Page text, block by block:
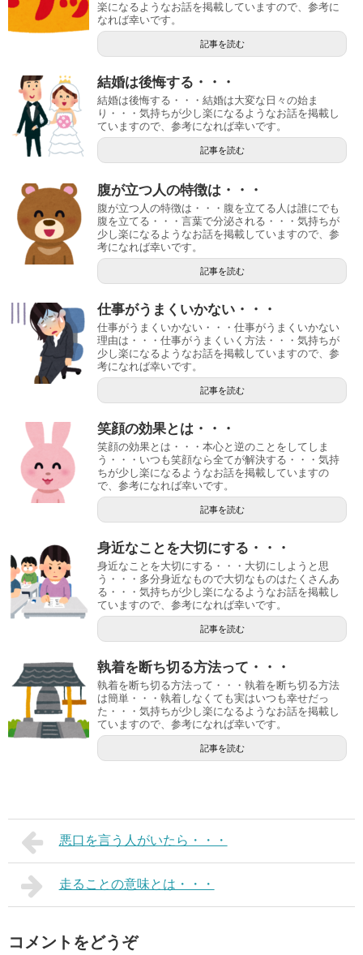
楽になるようなお話を掲載していますので、参考に
なれば幸いです。
記事を読む
結婚は後悔する・・・
結婚は後悔する・・・結婚は大変な日々の始ま
り・・・気持ちが少し楽になるようなお話を掲載し
ていますので、参考になれば幸いです。
記事を読む
腹が立つ人の特徴は・・・
腹が立つ人の特徴は・・・腹を立てる人は誰にでも
腹を立てる・・・言葉で分泌される・・・気持ちが
少し楽になるようなお話を掲載していますので、参
考になれば幸いです。
記事を読む
仕事がうまくいかない・・・
仕事がうまくいかない・・・仕事がうまくいかない
理由は・・・仕事がうまくいく方法・・・気持ちが
少し楽になるようなお話を掲載していますので、参
考になれば幸いです。
記事を読む
笑顔の効果とは・・・
笑顔の効果とは・・・本心と逆のことをしてしま
う・・・いつも笑顔なら全てが解決する・・・気持
ちが少し楽になるようなお話を掲載していますの
で、参考になれば幸いです。
記事を読む
身近なことを大切にする・・・
身近なことを大切にする・・・大切にしようと思
う・・・多分身近なもので大切なものはたくさんあ
る・・・気持ちが少し楽になるようなお話を掲載し
ていますので、参考になれば幸いです。
記事を読む
執着を断ち切る方法って・・・
執着を断ち切る方法って・・・執着を断ち切る方法
は簡単・・・執着しなくても実はいつも幸せだっ
た・・・気持ちが少し楽になるようなお話を掲載し
ていますので、参考になれば幸いです。
記事を読む
悪口を言う人がいたら・・・
走ることの意味とは・・・
コメントをどうぞ